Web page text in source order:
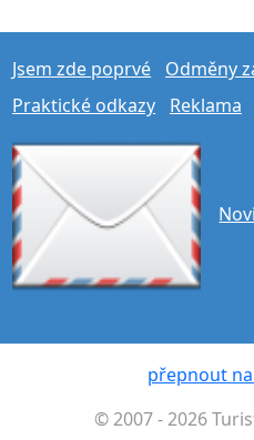
Jsem zde poprvé
Odměny
Praktické odkazy
Reklama
přepnout
© 2007 - 2026